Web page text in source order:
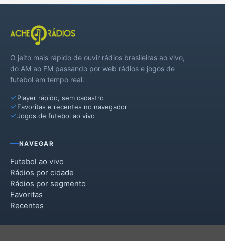
O jeito mais rápido de ouvir rádios brasileiras ao vivo,
do AM ao FM passando por web rádios e jogos de
futebol em tempo real.
Player rápido, sem cadastro
Favoritas e recentes no navegador
Jogos de futebol ao vivo
NAVEGAR
Futebol ao vivo
Rádios por cidade
Rádios por segmento
Favoritas
Recentes